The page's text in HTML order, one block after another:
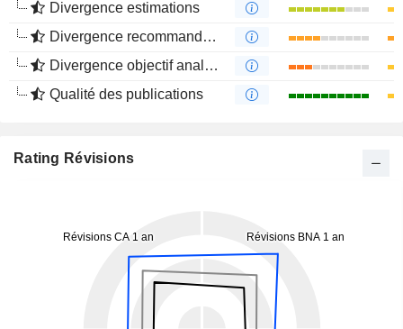
Divergence estimations
Divergence recommandations analystes
Divergence objectif analystes
Qualité des publications
Rating Révisions